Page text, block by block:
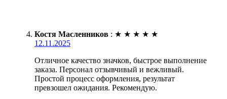
Костя Масленников : ★ ★ ★ ★ ★
12.11.2025
Отличное качество значков, быстрое выполнение
заказа. Персонал отзывчивый и вежливый.
Простой процесс оформления, результат
превзошел ожидания. Рекомендую.